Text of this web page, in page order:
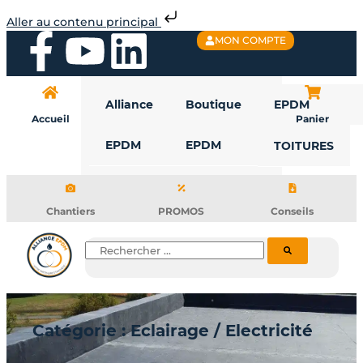
Aller au contenu principal
au
contenuF
a
c
b
o
o
k
Y
o
u
u
b
e
L
i
n
d
i
n
MON COMPTE
Accueil
Alliance
EPDM
Boutique
EPDM
EPDM
TOITURES
Panier
Chantiers PROMOS Conseils
Rechercher
Catégorie : Eclairage / Electricité